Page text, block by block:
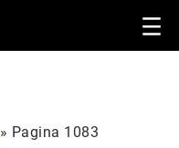
» Pagina 1083